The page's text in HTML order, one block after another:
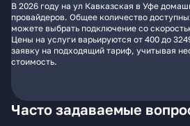
В 2026 году на ул Кавказская в Уфе
провайдеров. Общее количество
можете выбрать подключение со
Цены на услуги варьируются от 400 до
заявку на подходящий тариф, учитывая
стоимость.
Часто задаваемые